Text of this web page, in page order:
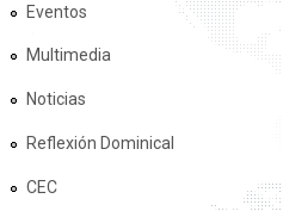
Eventos
Multimedia
Noticias
Reflexión Dominical
CEC